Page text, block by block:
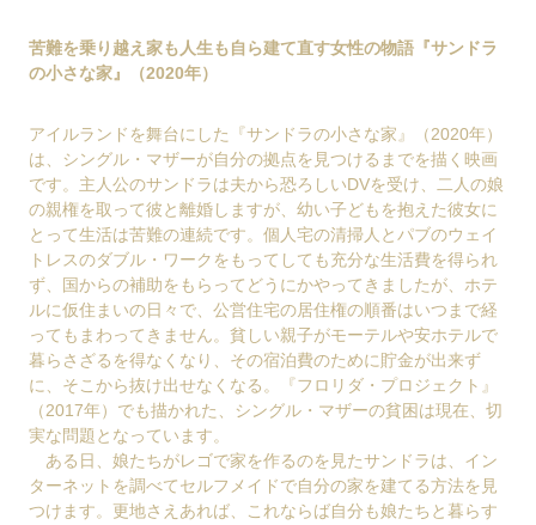
苦難を乗り越え家も人生も自ら建て直す女性の物語『サンドラ
の小さな家』（2020年）
アイルランドを舞台にした『サンドラの小さな家』（2020年）
は、シングル・マザーが自分の拠点を見つけるまでを描く映画
です。主人公のサンドラは夫から恐ろしいDVを受け、二人の娘
の親権を取って彼と離婚しますが、幼い子どもを抱えた彼女に
とって生活は苦難の連続です。個人宅の清掃人とパブのウェイ
トレスのダブル・ワークをもってしても充分な生活費を得られ
ず、国からの補助をもらってどうにかやってきましたが、ホテ
ルに仮住まいの日々で、公営住宅の居住権の順番はいつまで経
ってもまわってきません。貧しい親子がモーテルや安ホテルで
暮らさざるを得なくなり、その宿泊費のために貯金が出来ず
に、そこから抜け出せなくなる。『フロリダ・プロジェクト』
（2017年）でも描かれた、シングル・マザーの貧困は現在、切
実な問題となっています。
ある日、娘たちがレゴで家を作るのを見たサンドラは、イン
ターネットを調べてセルフメイドで自分の家を建てる方法を見
つけます。更地さえあれば、これならば自分も娘たちと暮らす